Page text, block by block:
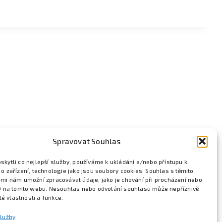
Spravovat Souhlas
co nejlepší služby, používáme k ukládání a/nebo přístupu k
zařízení, technologie jako jsou soubory cookies. Souhlas s těmito
nám umožní zpracovávat údaje, jako je chování při procházení nebo
na tomto webu. Nesouhlas nebo odvolání souhlasu může nepříznivě
vlastnosti a funkce.